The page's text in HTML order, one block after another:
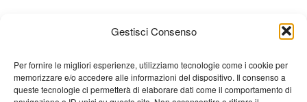
Gestisci Consenso
Per fornire le migliori esperienze, utilizziamo tecnologie come i cookie per
memorizzare e/o accedere alle informazioni del dispositivo. Il consenso a
queste tecnologie ci permetterà di elaborare dati come il comportamento di